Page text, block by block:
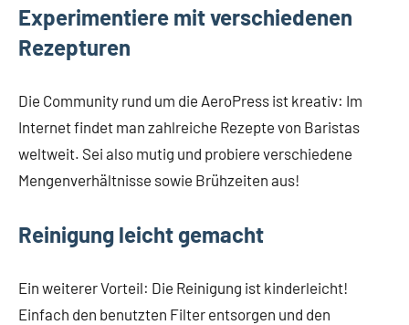
Experimentiere mit verschiedenen
Rezepturen
Die Community rund um die AeroPress ist kreativ: Im
Internet findet man zahlreiche Rezepte von Baristas
weltweit. Sei also mutig und probiere verschiedene
Mengenverhältnisse sowie Brühzeiten aus!
Reinigung leicht gemacht
Ein weiterer Vorteil: Die Reinigung ist kinderleicht!
Einfach den benutzten Filter entsorgen und den